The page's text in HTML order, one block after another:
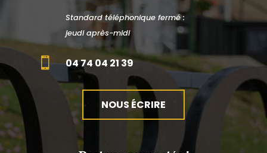
Standard téléphonique fermé :
jeudi après-midi
 04 74 04 21 39
NOUS ÉCRIRE